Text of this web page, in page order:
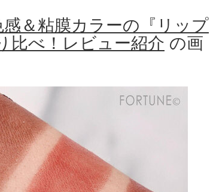
＆粘膜カラーの『リップ
比べ！レビュー紹介 の画